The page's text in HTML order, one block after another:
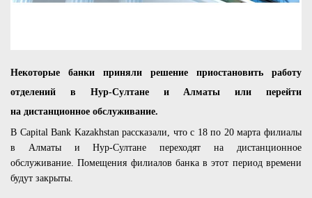
Некоторые банки приняли решение приостановить работу
отделений в Нур-Султане и Алматы или перейти
на дистанционное обслуживание.
В Capital Bank Kazakhstan рассказали, что с 18 по 20 марта филиалы
в Алматы и Нур-Султане переходят на дистанционное
обслуживание. Помещения филиалов банка в этот период времени
будут закрыты.